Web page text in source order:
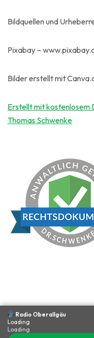
Bildquellen und
Pixabay –
Bilder erstellt mit
Erstellt mit kostenlosem
Thomas Schwenke
Radio Oberallgäu
Loading
Loading
Datenschutz